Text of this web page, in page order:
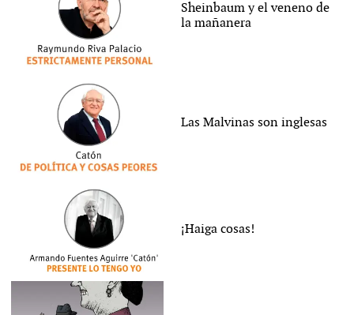
Sheinbaum y el veneno de
la mañanera
Las Malvinas son inglesas
¡Haiga cosas!